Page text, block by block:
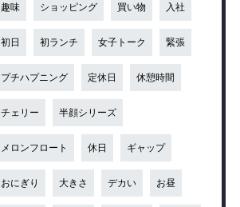
趣味 ショッピング 買い物 入社
初日 初ランチ 女子トーク 緊張
プチハプニング 定休日 休憩時間
チェリー 半顔シリーズ
メロンフロート 休日 ギャップ
おにぎり 大きさ デカい お昼